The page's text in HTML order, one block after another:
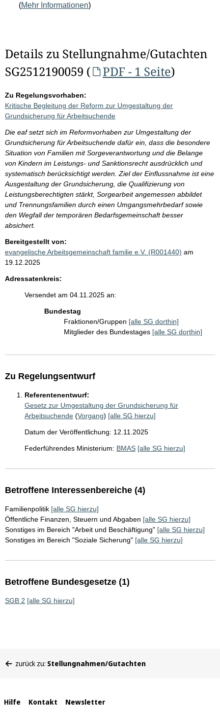
(Mehr Informationen)
Details zu Stellungnahme/Gutachten
SG2512190059 (
PDF - 1 Seite)
Zu Regelungsvorhaben:
Kritische Begleitung der Reform zur Umgestaltung der
Grundsicherung für Arbeitsuchende
Die eaf setzt sich im Reformvorhaben zur Umgestaltung der
Grundsicherung für Arbeitsuchende dafür ein, dass die besondere
Situation von Familien mit Sorgeverantwortung und die Belange
von Kindern im Leistungs- und Sanktionsrecht ausdrücklich und
systematisch berücksichtigt werden. Ziel der Einflussnahme ist eine
Ausgestaltung der Grundsicherung, die Qualifizierung von
Leistungsberechtigten stärkt, Sorgearbeit angemessen abbildet
und Trennungsfamilien durch einen Umgangsmehrbedarf sowie
den Wegfall der temporären Bedarfsgemeinschaft besser
absichert.
Bereitgestellt von:
evangelische Arbeitsgemeinschaft familie e.V. (R001440) am
19.12.2025
Adressatenkreis:
Versendet am 04.11.2025 an:
Bundestag
Fraktionen/Gruppen [alle SG dorthin]
Mitglieder des Bundestages [alle SG dorthin]
Zu Regelungsentwurf
Referentenentwurf:
Gesetz zur Umgestaltung der Grundsicherung für
Arbeitsuchende (Vorgang) [alle SG hierzu]
Datum der Veröffentlichung: 12.11.2025
Federführendes Ministerium: BMAS [alle SG hierzu]
Betroffene Interessenbereiche (4)
Familienpolitik [alle SG hierzu]
Öffentliche Finanzen, Steuern und Abgaben [alle SG hierzu]
Sonstiges im Bereich "Arbeit und Beschäftigung" [alle SG hierzu]
Sonstiges im Bereich "Soziale Sicherung" [alle SG hierzu]
Betroffene Bundesgesetze (1)
SGB 2 [alle SG hierzu]
befinden
zurück zu: Stellungnahmen/Gutachten
Interne
Hilfe Kontakt Newsletter